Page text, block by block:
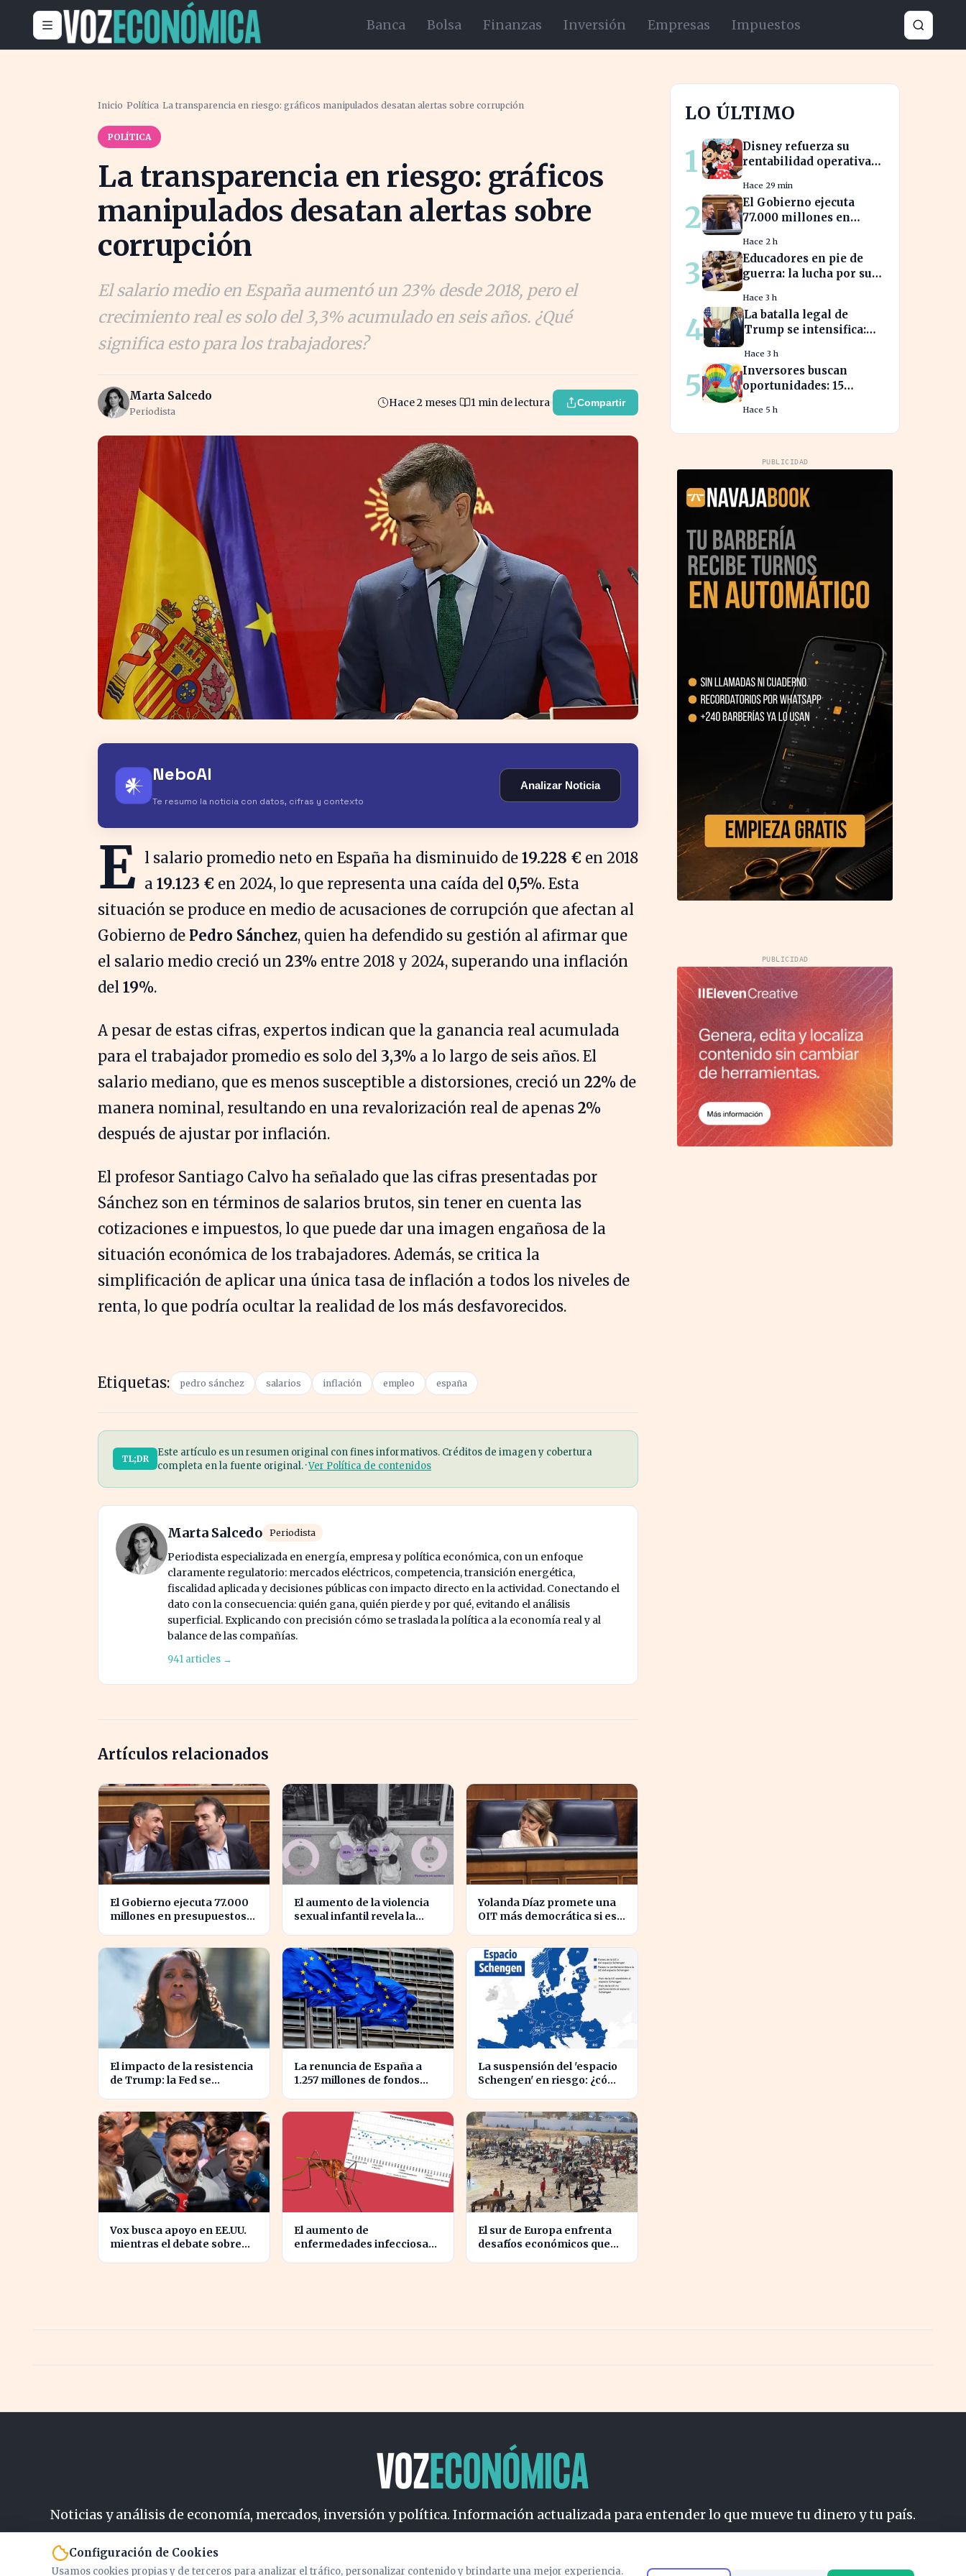
Banca Bolsa Finanzas Inversión Empresas Impuestos
Inicio ›Política›La transparencia en riesgo: gráficos manipulados desatan alertas sobre corrupción
POLÍTICA
La transparencia en riesgo: gráficos
manipulados desatan alertas sobre
corrupción
El salario medio en España aumentó un 23% desde 2018, pero el
crecimiento real es solo del 3,3% acumulado en seis años. ¿Qué
significa esto para los trabajadores?
Marta Salcedo
Periodista
Hace 2 meses 1 min de lectura Compartir
𒀭 NeboAI
Te resumo la noticia con datos, cifras y contexto
Analizar Noticia
E l salario promedio neto en España ha disminuido de 19.228 € en 2018
a 19.123 € en 2024, lo que representa una caída del 0,5%. Esta
situación se produce en medio de acusaciones de corrupción que afectan al
Gobierno de Pedro Sánchez, quien ha defendido su gestión al afirmar que
el salario medio creció un 23% entre 2018 y 2024, superando una inflación
del 19%.
A pesar de estas cifras, expertos indican que la ganancia real acumulada
para el trabajador promedio es solo del 3,3% a lo largo de seis años. El
salario mediano, que es menos susceptible a distorsiones, creció un 22% de
manera nominal, resultando en una revalorización real de apenas 2%
después de ajustar por inflación.
El profesor Santiago Calvo ha señalado que las cifras presentadas por
Sánchez son en términos de salarios brutos, sin tener en cuenta las
cotizaciones e impuestos, lo que puede dar una imagen engañosa de la
situación económica de los trabajadores. Además, se critica la
simplificación de aplicar una única tasa de inflación a todos los niveles de
renta, lo que podría ocultar la realidad de los más desfavorecidos.
Etiquetas: pedro sánchez salarios inflación empleo españa
TL;DR
Este artículo es un resumen original con fines informativos. Créditos de imagen y cobertura
completa en la fuente original. ·Ver Política de contenidos
Marta Salcedo Periodista
Periodista especializada en energía, empresa y política económica, con un enfoque
claramente regulatorio: mercados eléctricos, competencia, transición energética,
fiscalidad aplicada y decisiones públicas con impacto directo en la actividad. Conectando el
dato con la consecuencia: quién gana, quién pierde y por qué, evitando el análisis
superficial. Explicando con precisión cómo se traslada la política a la economía real y al
balance de las compañías.
941 articles →
Artículos relacionados
El Gobierno ejecuta 77.000
millones en presupuestos
El aumento de la violencia
sexual infantil revela la
Yolanda Díaz promete una
OIT más democrática si es
El impacto de la resistencia
de Trump: la Fed se
La renuncia de España a
1.257 millones de fondos
La suspensión del 'espacio
Schengen' en riesgo: ¿cómo
Vox busca apoyo en EE.UU.
mientras el debate sobre
El aumento de
enfermedades infecciosas
El sur de Europa enfrenta
desafíos económicos que
LO ÚLTIMO
1
Disney refuerza su
rentabilidad operativa
caídas en BPA
Hace 29 min
2
El Gobierno ejecuta
77.000 millones en
prorrogados,
desbordando el año 2025
Hace 2 h
3
Educadores en pie de
guerra: la lucha por sus
hoy
Hace 3 h
4
La batalla legal de
Trump se intensifica:
sus finanzas
Hace 3 h
5
Inversores buscan
oportunidades: 15
aprovechar el auge
bursátil
Hace 5 h
PUBLICIDAD
PUBLICIDAD
Noticias y análisis de economía, mercados, inversión y política. Información actualizada para entender lo que mueve tu dinero y tu país.
Configuración de Cookies
Usamos cookies propias y de terceros para analizar el tráfico, personalizar contenido y brindarte una mejor experiencia.